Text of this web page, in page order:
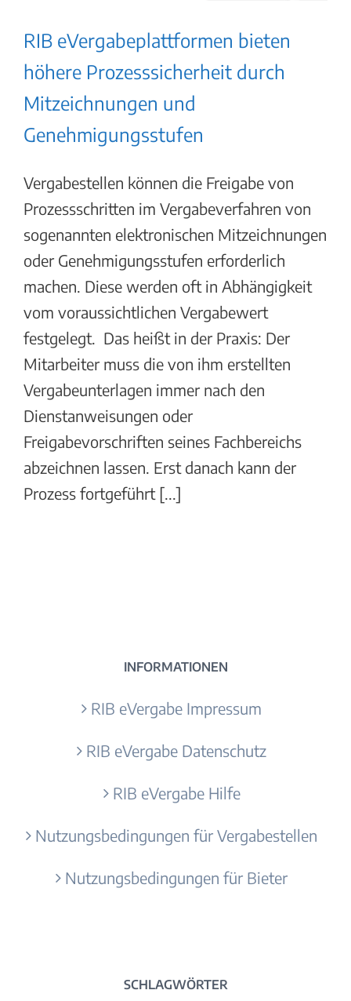
RIB eVergabeplattformen bieten
höhere Prozesssicherheit durch
Mitzeichnungen und
Genehmigungsstufen
Vergabestellen können die Freigabe von
Prozessschritten im Vergabeverfahren von
sogenannten elektronischen Mitzeichnungen
oder Genehmigungsstufen erforderlich
machen. Diese werden oft in Abhängigkeit
vom voraussichtlichen Vergabewert
festgelegt. Das heißt in der Praxis: Der
Mitarbeiter muss die von ihm erstellten
Vergabeunterlagen immer nach den
Dienstanweisungen oder
Freigabevorschriften seines Fachbereichs
abzeichnen lassen. Erst danach kann der
Prozess fortgeführt [...]
INFORMATIONEN
RIB eVergabe Impressum
RIB eVergabe Datenschutz
RIB eVergabe Hilfe
Nutzungsbedingungen für Vergabestellen
Nutzungsbedingungen für Bieter
SCHLAGWÖRTER